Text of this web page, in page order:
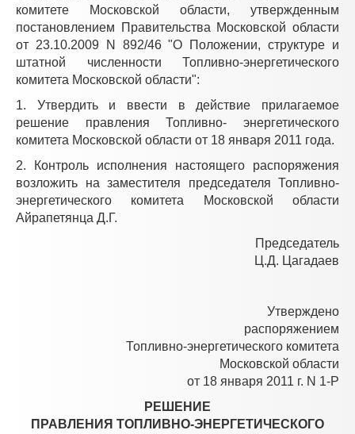
комитете Московской области, утвержденным
постановлением Правительства Московской области
от 23.10.2009 N 892/46 "О Положении, структуре и
штатной численности Топливно-энергетического
комитета Московской области":
1. Утвердить и ввести в действие прилагаемое
решение правления Топливно- энергетического
комитета Московской области от 18 января 2011 года.
2. Контроль исполнения настоящего распоряжения
возложить на заместителя председателя Топливно-
энергетического комитета Московской области
Айрапетянца Д.Г.
Председатель
Ц.Д. Цагадаев
Утверждено
распоряжением
Топливно-энергетического комитета
Московской области
от 18 января 2011 г. N 1-Р
РЕШЕНИЕ
ПРАВЛЕНИЯ ТОПЛИВНО-ЭНЕРГЕТИЧЕСКОГО